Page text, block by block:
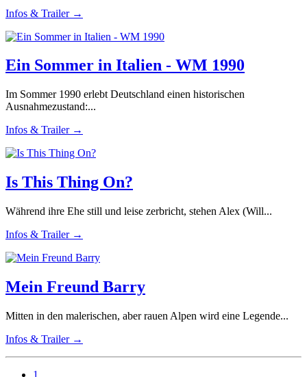
Infos & Trailer →
Ein Sommer in Italien - WM 1990
Im Sommer 1990 erlebt Deutschland einen historischen
Ausnahmezustand:...
Infos & Trailer →
Is This Thing On?
Während ihre Ehe still und leise zerbricht, stehen Alex (Will...
Infos & Trailer →
Mein Freund Barry
Mitten in den malerischen, aber rauen Alpen wird eine Legende...
Infos & Trailer →
1